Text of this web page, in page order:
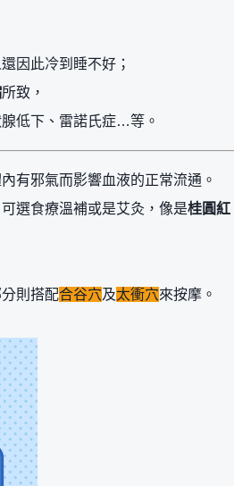
因此冷到睡不好；
所致，
低下、雷諾氏症…等。
有邪氣而影響血液的正常流通。
選食療溫補或是艾灸，像是桂圓紅
則搭配合谷穴及太衝穴來按摩。